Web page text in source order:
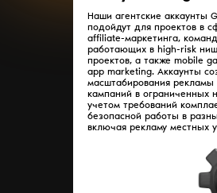
Наши агентские аккаунты
подойдут для проектов в
affiliate-маркетинга,
работающих в high-risk
проектов, а также mobile
app marketing. Аккаунты
масштабирования рекламы
кампаний в ограниченных
учетом требований
безопасной работы в
включая рекламу местных